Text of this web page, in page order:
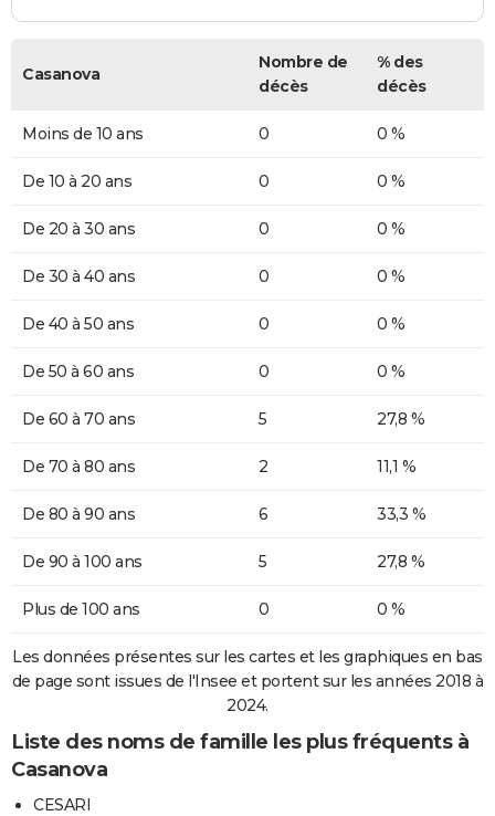
Casanova
Nombre de
décès
% des
décès
Moins de 10 ans 0 0 %
De 10 à 20 ans 0 0 %
De 20 à 30 ans 0 0 %
De 30 à 40 ans 0 0 %
De 40 à 50 ans 0 0 %
De 50 à 60 ans 0 0 %
De 60 à 70 ans 5 27,8 %
De 70 à 80 ans 2 11,1 %
De 80 à 90 ans 6 33,3 %
De 90 à 100 ans 5 27,8 %
Plus de 100 ans 0 0 %
Les données présentes sur les cartes et les graphiques en bas
de page sont issues de l'Insee et portent sur les années 2018 à
2024.
Liste des noms de famille les plus fréquents à
Casanova
CESARI